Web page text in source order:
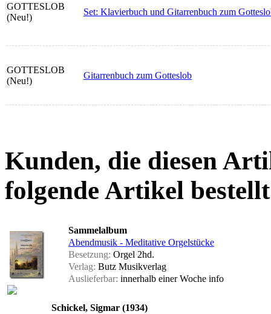
GOTTESLOB
(Neu!)
Set: Klavierbuch und Gitarrenbuch zum
GOTTESLOB
(Neu!)
Gitarrenbuch zum Gotteslob
Kunden, die diesen
folgende Artikel
Sammelalbum
Abendmusik - Meditative Orgelstücke
Besetzung: Orgel 2hd.
Verlag: Butz Musikverlag
Auslieferbar: innerhalb einer Woche info
Schickel, Sigmar (1934)